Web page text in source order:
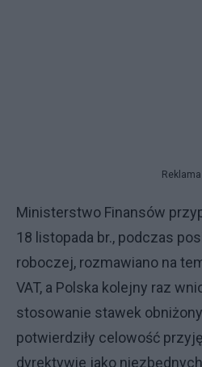
Reklama
Ministerstwo Finansów
18 listopada br., podczas
roboczej, rozmawiano na
VAT, a Polska kolejny raz
stosowanie stawek
potwierdziły celowość
dyrektywie jako